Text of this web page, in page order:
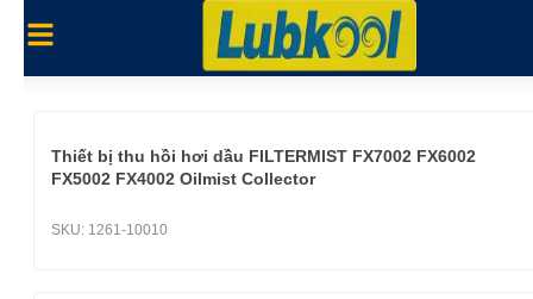
Thiết bị thu hồi hơi dầu FILTERMIST FX7002 FX6002
FX5002 FX4002 Oilmist Collector
SKU: 1261-10010